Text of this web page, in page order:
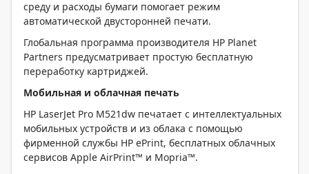
среду и расходы бумаги помогает режим
автоматической двусторонней печати.
Глобальная программа производителя HP Planet
Partners предусматривает простую бесплатную
переработку картриджей.
Мобильная и облачная печать
HP LaserJet Pro M521dw печатает с интеллектуальных
мобильных устройств и из облака с помощью
фирменной службы HP ePrint, бесплатных облачных
сервисов Apple AirPrint™ и Mopria™.